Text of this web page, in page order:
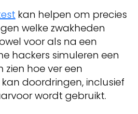
kan helpen om precies
welke zwakheden
voor als na een
hackers simuleren een
hoe ver een
doordringen, inclusief
wordt gebruikt.